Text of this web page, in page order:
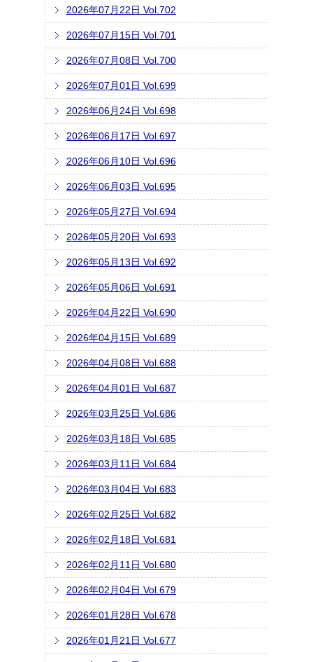
2026年07月22日 Vol.702
2026年07月15日 Vol.701
2026年07月08日 Vol.700
2026年07月01日 Vol.699
2026年06月24日 Vol.698
2026年06月17日 Vol.697
2026年06月10日 Vol.696
2026年06月03日 Vol.695
2026年05月27日 Vol.694
2026年05月20日 Vol.693
2026年05月13日 Vol.692
2026年05月06日 Vol.691
2026年04月22日 Vol.690
2026年04月15日 Vol.689
2026年04月08日 Vol.688
2026年04月01日 Vol.687
2026年03月25日 Vol.686
2026年03月18日 Vol.685
2026年03月11日 Vol.684
2026年03月04日 Vol.683
2026年02月25日 Vol.682
2026年02月18日 Vol.681
2026年02月11日 Vol.680
2026年02月04日 Vol.679
2026年01月28日 Vol.678
2026年01月21日 Vol.677